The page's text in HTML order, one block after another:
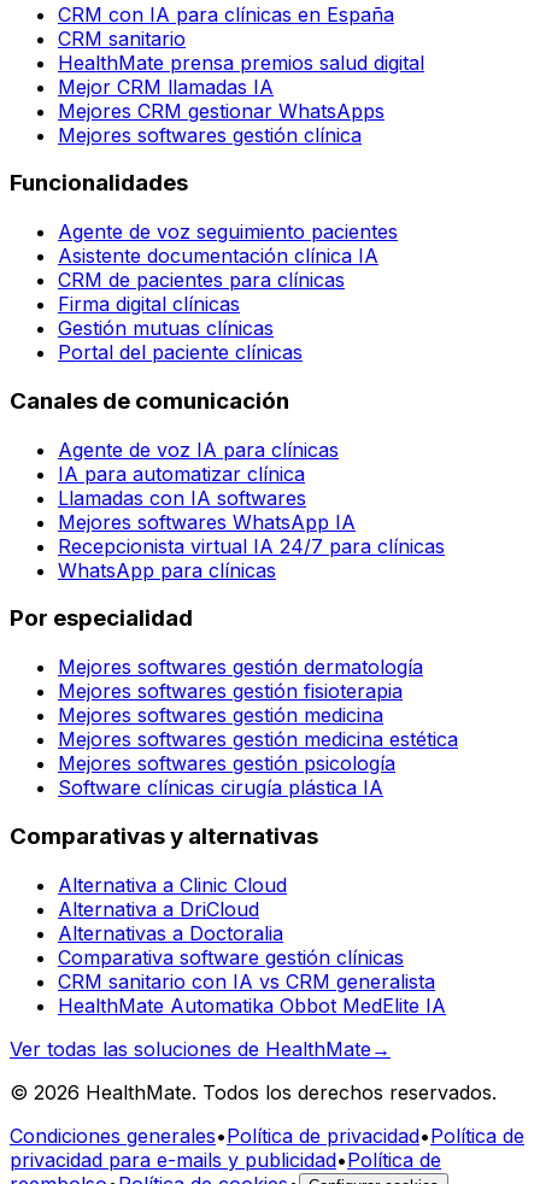
CRM con IA para clínicas en España
CRM sanitario
HealthMate prensa premios salud digital
Mejor CRM llamadas IA
Mejores CRM gestionar WhatsApps
Mejores softwares gestión clínica
Funcionalidades
Agente de voz seguimiento pacientes
Asistente documentación clínica IA
CRM de pacientes para clínicas
Firma digital clínicas
Gestión mutuas clínicas
Portal del paciente clínicas
Canales de comunicación
Agente de voz IA para clínicas
IA para automatizar clínica
Llamadas con IA softwares
Mejores softwares WhatsApp IA
Recepcionista virtual IA 24/7 para clínicas
WhatsApp para clínicas
Por especialidad
Mejores softwares gestión dermatología
Mejores softwares gestión fisioterapia
Mejores softwares gestión medicina
Mejores softwares gestión medicina estética
Mejores softwares gestión psicología
Software clínicas cirugía plástica IA
Comparativas y alternativas
Alternativa a Clinic Cloud
Alternativa a DriCloud
Alternativas a Doctoralia
Comparativa software gestión clínicas
CRM sanitario con IA vs CRM generalista
HealthMate Automatika Obbot MedElite IA
Ver todas las soluciones de HealthMate→
© 2026 HealthMate. Todos los derechos reservados.
Condiciones generales•Política de privacidad•Política de
privacidad para e-mails y publicidad•Política de